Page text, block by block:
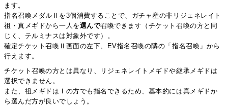
ます。
指名召喚メダルⅡを3個消費することで、ガチャ産の非リジェネレイト
祖・真メギドから一人を選んで召喚できます（チケット召喚の方と同
じく、テルミナスは対象外です）。
確定チケット召喚Ⅱ画面の左下、EV指名召喚の隣の「指名召喚」から
行えます。
チケット召喚の方とは異なり、リジェネレイトメギドや継承メギドは
選択できません。
また、祖メギドはⅠの方でも指名できるため、基本的には真メギドか
ら選んだ方が良いでしょう。